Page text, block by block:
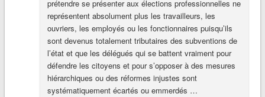
prétendre se présenter aux élections professionnelles ne
représentent absolument plus les travailleurs, les
ouvriers, les employés ou les fonctionnaires puisqu’ils
sont devenus totalement tributaires des subventions de
l’état et que les délégués qui se battent vraiment pour
défendre les citoyens et pour s’opposer à des mesures
hiérarchiques ou des réformes injustes sont
systématiquement écartés ou emmerdés …